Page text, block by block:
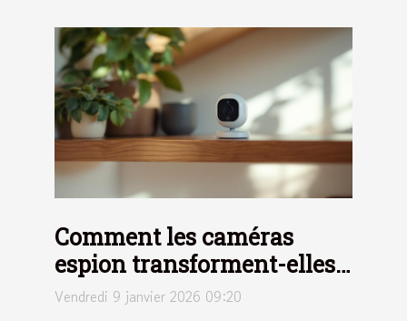
Comment les caméras
espion transforment-elles
la sécurité domestique ?
Vendredi 9 janvier 2026 09:20